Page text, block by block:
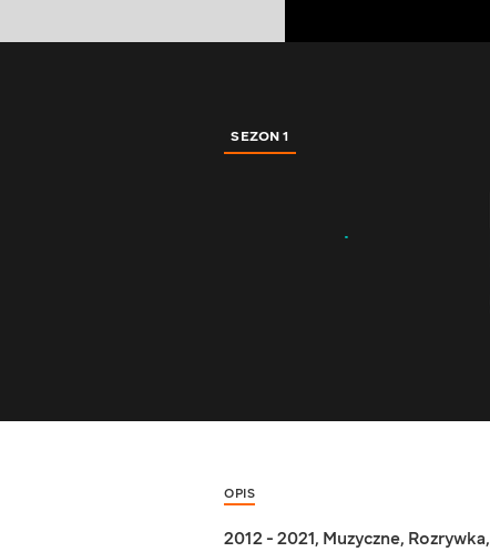
SEZON 1
OPIS
2012 - 2021, Muzyczne, Rozrywka,